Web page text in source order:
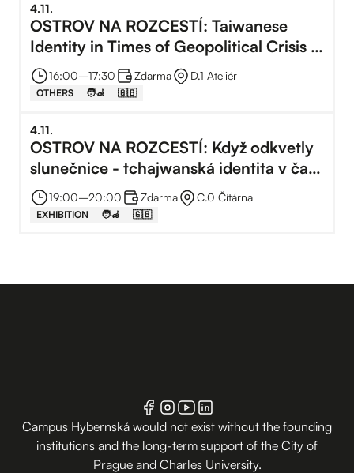
4.11.
OSTROV NA ROZCESTÍ: Taiwanese
Identity in Times of Geopolitical Crisis |
Tchajwanský večer v Kampusu
Hybernská
16:00–⁠17:30 Zdarma D.1 Ateliér
OTHERS 🧑‍🦽 🇬🇧
4.11.
OSTROV NA ROZCESTÍ: Když odkvetly
slunečnice - tchajwanská identita v čase
geopolitické krize | Vernisáž
19:00–⁠20:00 Zdarma C.0 Čítárna
EXHIBITION 🧑‍🦽 🇬🇧
Campus Hybernská would not exist without the founding
institutions and the long-term support of the City of
Prague and Charles University.